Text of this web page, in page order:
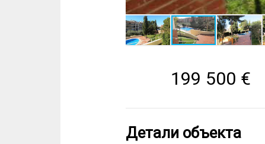
199 500 €
Детали объекта